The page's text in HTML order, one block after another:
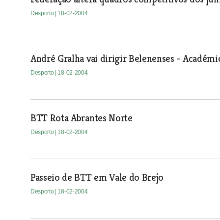
Desporto | 18-02-2004
André Gralha vai dirigir Belenenses -
Desporto | 18-02-2004
BTT Rota Abrantes Norte
Desporto | 18-02-2004
Passeio de BTT em Vale do Brejo
Desporto | 18-02-2004